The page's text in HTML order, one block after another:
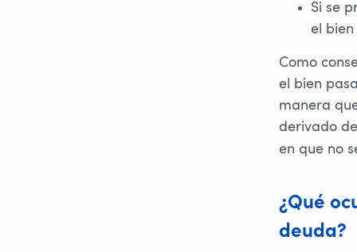
Si se
el
Como
el bien
manera
derivado
en que no
¿Qué
deuda?